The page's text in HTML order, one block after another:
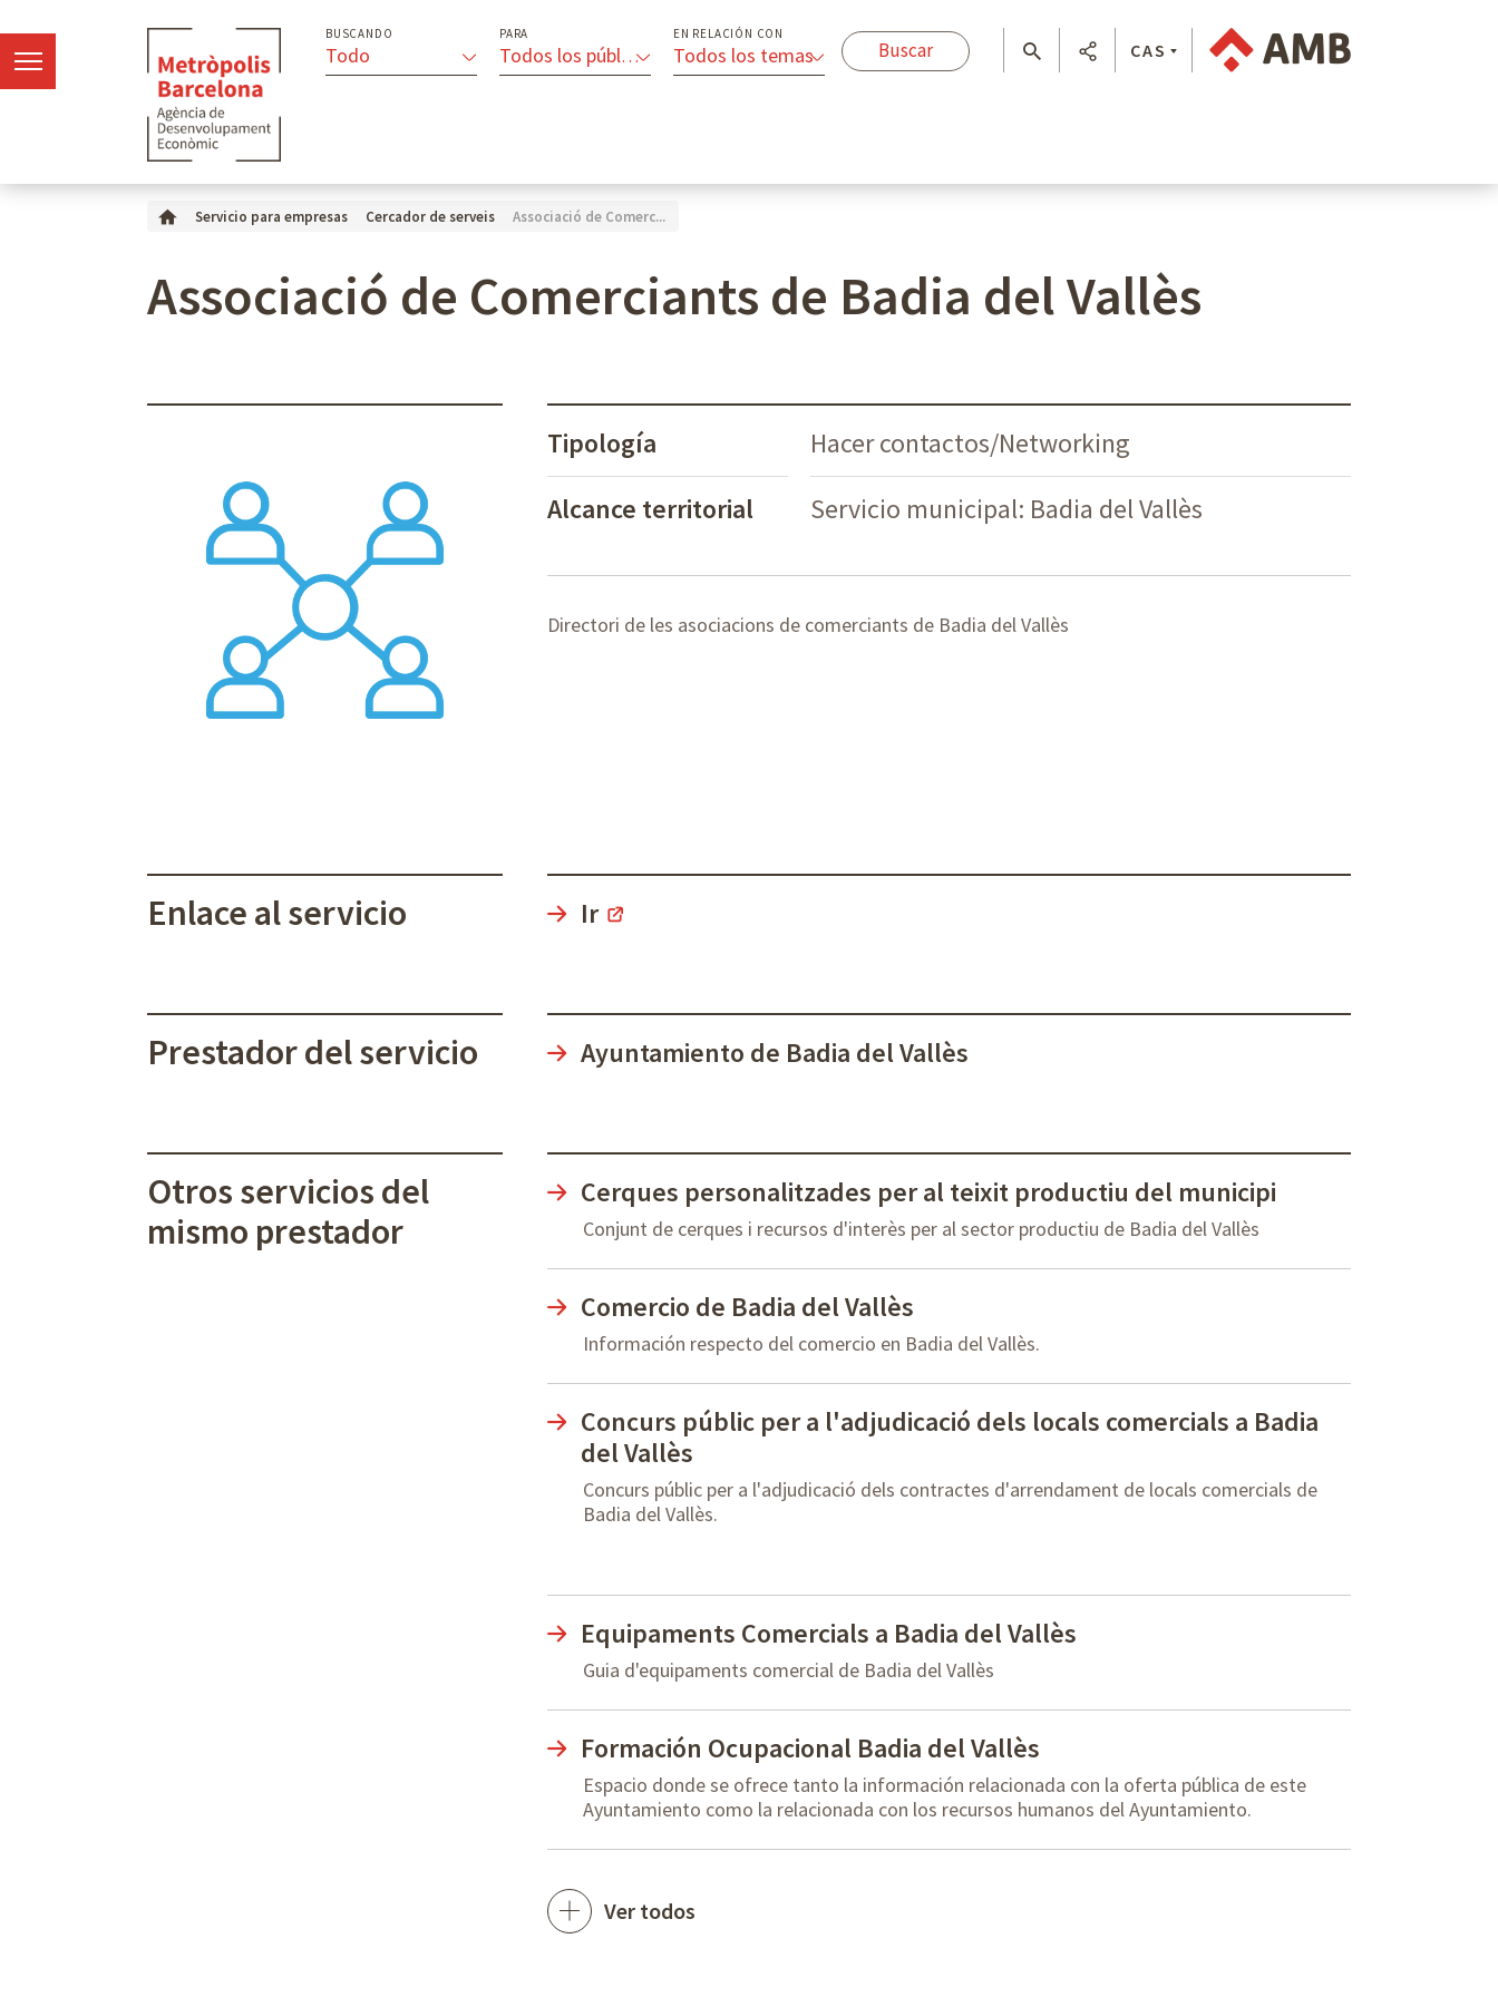
BUSCANDO
Todo
PARA
Todos los públicos
EN RELACIÓN CON
Todos los temas CAS
Servicio para empresas Cercador de serveis Associació de Comerc...
Associació de Comerciants de Badia del Vallès
Tipología
Hacer contactos/Networking
Alcance territorial
Servicio municipal: Badia del Vallès
Directori de les asociacions de comerciants de Badia del Vallès
Enlace al servicio Ir
Prestador del servicio Ayuntamiento de Badia del Vallès
Otros servicios del
mismo prestador
Cerques personalitzades per al teixit productiu del municipi
Conjunt de cerques i recursos d'interès per al sector productiu de Badia del Vallès
Comercio de Badia del Vallès
Información respecto del comercio en Badia del Vallès.
Concurs públic per a l'adjudicació dels locals comercials a Badia
del Vallès
Concurs públic per a l'adjudicació dels contractes d'arrendament de locals comercials de
Badia del Vallès.
Equipaments Comercials a Badia del Vallès
Guia d'equipaments comercial de Badia del Vallès
Formación Ocupacional Badia del Vallès
Espacio donde se ofrece tanto la información relacionada con la oferta pública de este
Ayuntamiento como la relacionada con los recursos humanos del Ayuntamiento.
Ver todos